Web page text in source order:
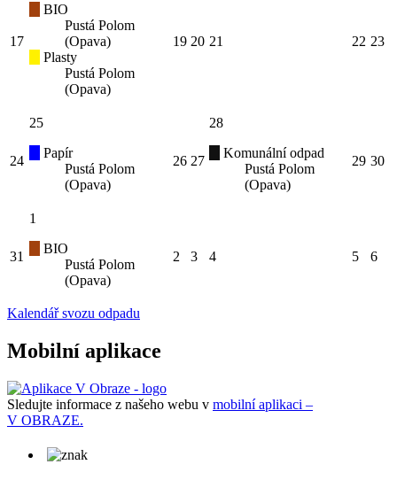
17
BIO
Pustá Polom
(Opava)
Plasty
Pustá Polom
(Opava)
19 20 21 22 23
24
25
Papír
Pustá Polom
(Opava)
26 27
28
Komunální odpad
Pustá Polom
(Opava)
29 30
31
1
BIO
Pustá Polom
(Opava)
2 3 4 5 6
Kalendář svozu odpadu
Mobilní aplikace
Sledujte informace z našeho webu v mobilní aplikaci –
V OBRAZE.